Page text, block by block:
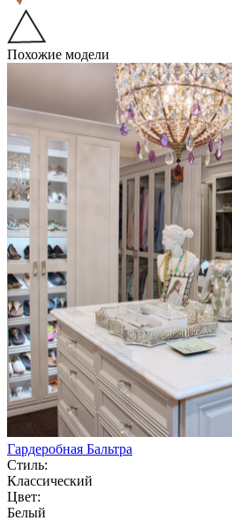
Похожие модели
Гардеробная Бальтра
Стиль:
Классический
Цвет:
Белый